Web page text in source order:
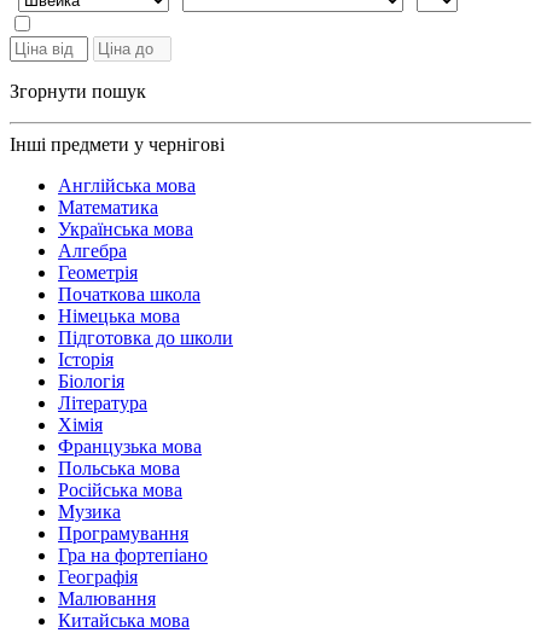
Згорнути пошук
Інші предмети у чернігові
Англійська мова
Математика
Українська мова
Алгебра
Геометрія
Початкова школа
Німецька мова
Підготовка до школи
Історія
Біологія
Література
Хімія
Французька мова
Польська мова
Російська мова
Музика
Програмування
Гра на фортепіано
Географія
Малювання
Китайська мова